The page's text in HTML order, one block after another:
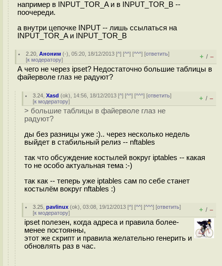
например в INPUT_TOR_A и в INPUT_TOR_B --
поочереди.
а внутри цепочке INPUT -- лишь ссылаться на
INPUT_TOR_A и INPUT_TOR_B
2.20 ,Аноним (-), 05:20, 18/12/2013 [^] [^^] [^^^] [ответить]
[к модератору] + / –
А чего не через ipset? Недостаточно большие таблицы в
файерволе глаз не радуют?
3.24 ,Xasd (ok), 14:56, 18/12/2013 [^] [^^] [^^^] [ответить]
[к модератору] + / –
> большие таблицы в файерволе глаз не
радуют?
ды без разницы уже :).. через несколько недель
выйдет в стабильный релиз -- nftables
так что обсуждение костылей вокруг iptables -- какая
то не особо актуальная тема :-)
так как -- теперь уже iptables сам по себе станет
костылём вокруг nftables :)
3.25 ,pavlinux (ok), 03:08, 19/12/2013 [^] [^^] [^^^] [ответить]
[к модератору] + / –
ipset полезен, когда адреса и правила более-
менее постоянны,
этот же скрипт и правила желательно генерить и
обновлять раз в час.